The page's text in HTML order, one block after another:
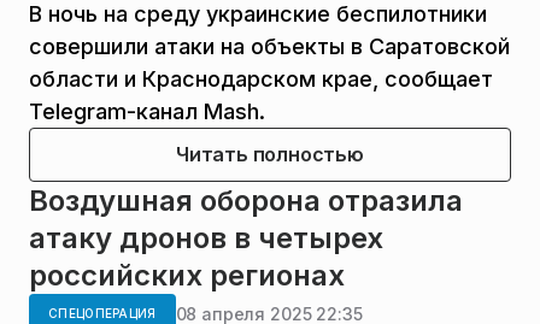
В ночь на среду украинские беспилотники
совершили атаки на объекты в Саратовской
области и Краснодарском крае, сообщает
Telegram-канал Mash.
Читать полностью
Воздушная оборона отразила
атаку дронов в четырех
российских регионах
СПЕЦОПЕРАЦИЯ 08 апреля 2025 22:35